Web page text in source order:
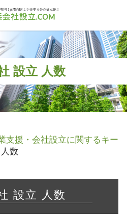
設立 人数
支援・会社設立に関するキー
数
設立 人数